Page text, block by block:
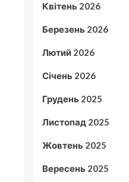
Квітень 2026
Березень 2026
Лютий 2026
Січень 2026
Грудень 2025
Листопад 2025
Жовтень 2025
Вересень 2025